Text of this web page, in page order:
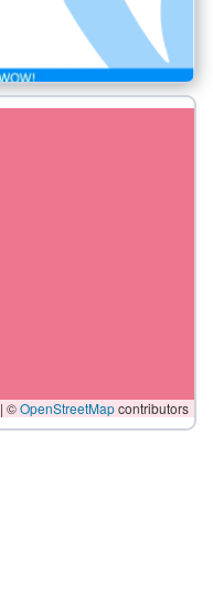
| ©OpenStreetMapcontributors